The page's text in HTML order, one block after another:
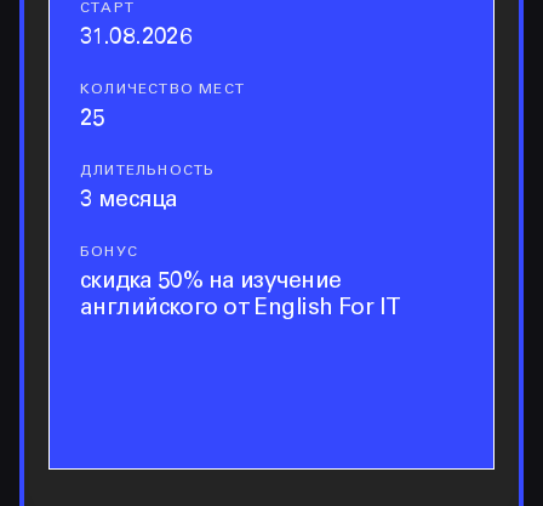
старт
СТАРТ
31.08.2026
количество мест
КОЛИЧЕСТВО МЕСТ
25
длительность
ДЛИТЕЛЬНОСТЬ
3 месяца
Бонус
БОНУС
скидка 50% на изучение
английского от English For IT